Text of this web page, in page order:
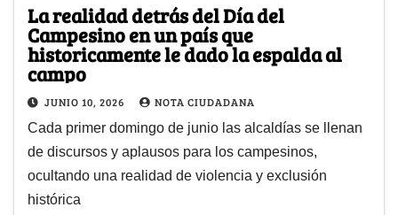
La realidad detrás del Día del
Campesino en un país que
historicamente le dado la espalda al
campo
JUNIO 10, 2026 NOTA CIUDADANA
Cada primer domingo de junio las alcaldías se llenan
de discursos y aplausos para los campesinos,
ocultando una realidad de violencia y exclusión
histórica